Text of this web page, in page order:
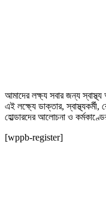
আমাদের লক্ষ্য সবার জন্য
এই লক্ষ্যে ডাক্তার,
হোল্ডারদের আলোচনা ও
[wppb-register]